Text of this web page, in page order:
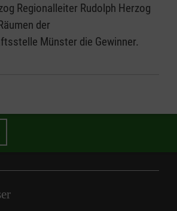
Regionalleiter Rudolph Herzog
der
Münster die Gewinner.